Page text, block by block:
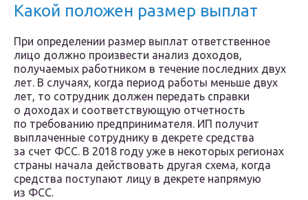
Какой положен размер выплат
При определении размер выплат ответственное
лицо должно произвести анализ доходов,
получаемых работником в течение последних двух
лет. В случаях, когда период работы меньше двух
лет, то сотрудник должен передать справки
о доходах и соответствующую отчетность
по требованию предпринимателя. ИП получит
выплаченные сотруднику в декрете средства
за счет ФСС. В 2018 году уже в некоторых регионах
страны начала действовать другая схема, когда
средства поступают лицу в декрете напрямую
из ФСС.